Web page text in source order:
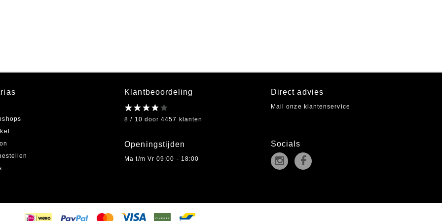
Klantbeoordeling
8 / 10 door 4457 klanten
Openingstijden
Ma t/m Vr 09:00 - 18:00
Direct advies
Mail onze klantenservice
Socials